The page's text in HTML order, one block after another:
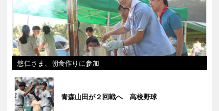
悠仁さま、朝食作りに参加
青森山田が２回戦へ 高校野球